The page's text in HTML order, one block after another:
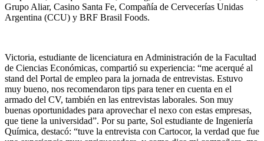
Grupo Aliar, Casino Santa Fe, Compañía de Cervecerías Unidas
Argentina (CCU) y BRF Brasil Foods.
Victoria, estudiante de licenciatura en Administración de la Facultad
de Ciencias Económicas, compartió su experiencia: “me acerqué al
stand del Portal de empleo para la jornada de entrevistas. Estuvo
muy bueno, nos recomendaron tips para tener en cuenta en el
armado del CV, también en las entrevistas laborales. Son muy
buenas oportunidades para aprovechar el nexo con estas empresas,
que tiene la universidad”. Por su parte, Sol estudiante de Ingeniería
Química, destacó: “tuve la entrevista con Cartocor, la verdad que fue